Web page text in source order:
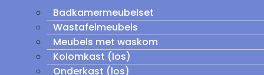
Badkamermeubelset
Wastafelmeubels
Meubels met waskom
Kolomkast (los)
Onderkast (los)